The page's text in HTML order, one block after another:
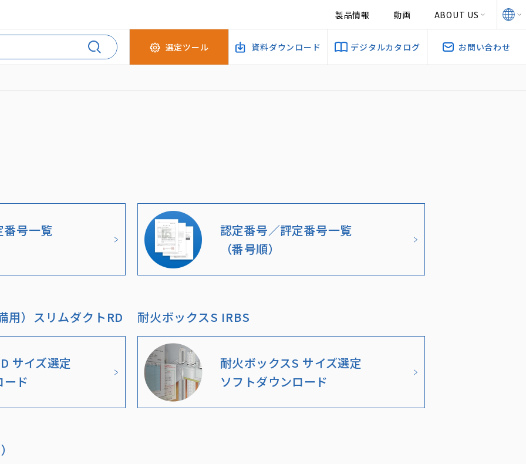
製品情報 動画 ABOUT US
選定ツール 資料ダウンロード デジタルカタログ お問い合わせ
番号一覧
認定番号／評定番号一覧
（番号順）
用）スリムダクトRD
サイズ選定
ド
耐火ボックスS IRBS
耐火ボックスS サイズ選定
ソフトダウンロード